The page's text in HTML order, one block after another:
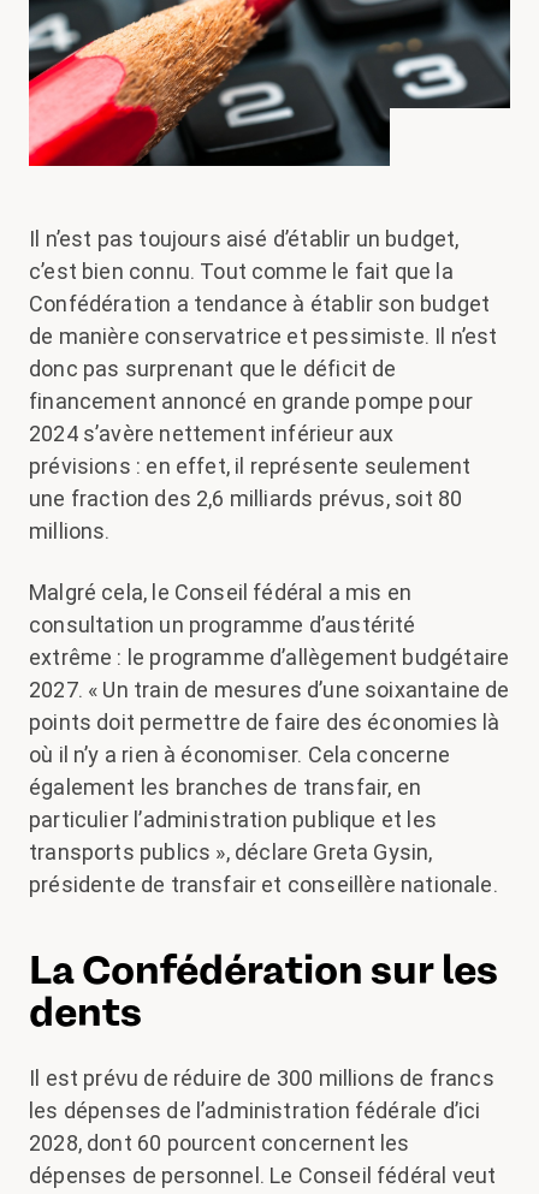
Il n’est pas toujours aisé d’établir un budget,
c’est bien connu. Tout comme le fait que la
Confédération a tendance à établir son budget
de manière conservatrice et pessimiste. Il n’est
donc pas surprenant que le déficit de
financement annoncé en grande pompe pour
2024 s’avère nettement inférieur aux
prévisions : en effet, il représente seulement
une fraction des 2,6 milliards prévus, soit 80
millions.
Malgré cela, le Conseil fédéral a mis en
consultation un programme d’austérité
extrême : le programme d’allègement budgétaire
2027. « Un train de mesures d’une soixantaine de
points doit permettre de faire des économies là
où il n’y a rien à économiser. Cela concerne
également les branches de transfair, en
particulier l’administration publique et les
transports publics », déclare Greta Gysin,
présidente de transfair et conseillère nationale.
La Confédération sur les
dents
Il est prévu de réduire de 300 millions de francs
les dépenses de l’administration fédérale d’ici
2028, dont 60 pourcent concernent les
dépenses de personnel. Le Conseil fédéral veut